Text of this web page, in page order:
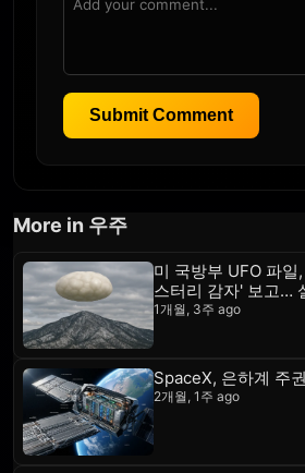
Submit Comment
More in 우주
미 국방부 UFO 파일
스터리 감자' 보고…
1개월, 3주 ago
SpaceX, 은하계 주
2개월, 1주 ago